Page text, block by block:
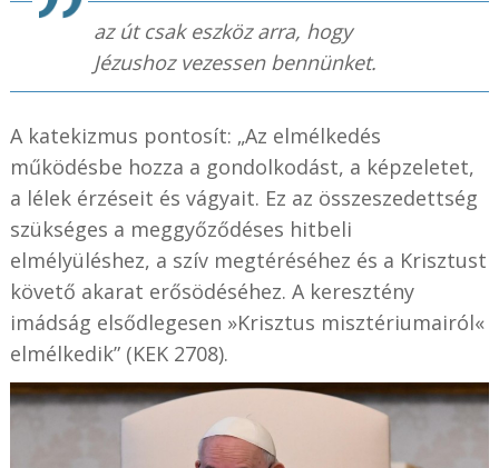
az út csak eszköz arra, hogy
Jézushoz vezessen bennünket.
A katekizmus pontosít: „Az elmélkedés
működésbe hozza a gondolkodást, a képzeletet,
a lélek érzéseit és vágyait. Ez az összeszedettség
szükséges a meggyőződéses hitbeli
elmélyüléshez, a szív megtéréséhez és a Krisztust
követő akarat erősödéséhez. A keresztény
imádság elsődlegesen »Krisztus misztériumairól«
elmélkedik” (KEK 2708).